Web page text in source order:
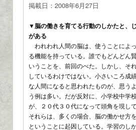
掲載日： 2008年6月27日
▼脳の働きを育てる行動のしかたと、
がある
われわれ人間の脳は、使うことによ
る機能を持っている。誰でもどんどん
いうことを、前回のべた。しかし、そ
しているわけではない。小さいころ成
な人間になると思われたものが、思う
う例は多い。だが反対に、小学校中学
が、２０代３０代になって頭角を現し
それらは、多くの場合、脳の働かせ方
ということに起因している。学習のし